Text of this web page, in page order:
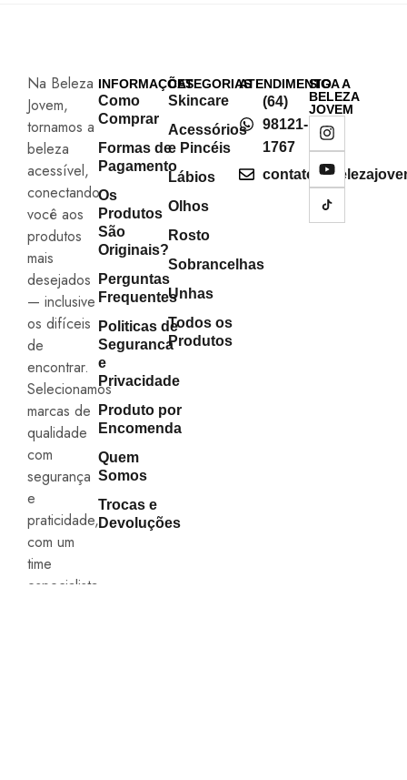
Na Beleza
Jovem,
tornamos a
beleza
acessível,
conectando
você aos
produtos
mais
desejados
— inclusive
os difíceis
de
encontrar.
Selecionamos
marcas de
qualidade
com
segurança
e
praticidade,
com um
time
especialista
INFORMAÇÕES
Como
Comprar
Formas de
Pagamento
Os
Produtos
São
Originais?
Perguntas
Frequentes
Politicas de
Seguranca
e
Privacidade
Produto por
Encomenda
Quem
Somos
Trocas e
Devoluções
CATEGORIAS
Skincare
Acessórios
e Pincéis
Lábios
Olhos
Rosto
Sobrancelhas
Unhas
Todos os
Produtos
ATENDIMENTO
(64)
98121-
1767
SIGA A
BELEZA
JOVEM